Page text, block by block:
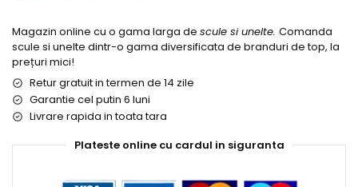
Magazin online cu o gama larga de scule si unelte. Comanda
scule si unelte dintr-o gama diversificata de branduri de top, la
prețuri mici!
Retur gratuit in termen de 14 zile
Garantie cel putin 6 luni
Livrare rapida in toata tara
Plateste online cu cardul in siguranta